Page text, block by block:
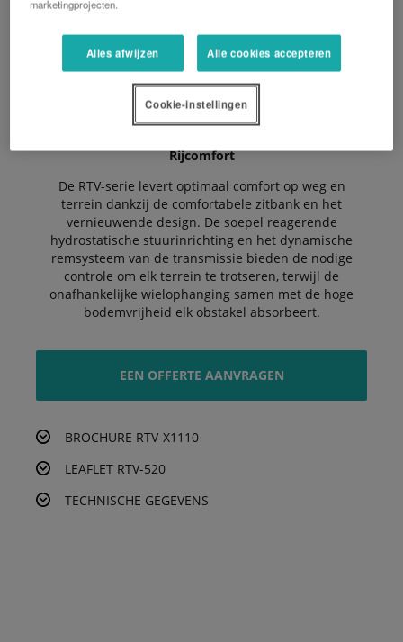
Met hun compacte chassis en het gemak waarmee ze
obstakels nemen, zijn deze voertuigen op alle
terreinen inzetbaar. Ze worden gewaardeerd om hun
robuustheid en comfort en zijn geschikt voor zowel
professioneel als recreatief gebruik.
Rijcomfort
De RTV-serie levert optimaal comfort op weg en
terrein dankzij de comfortabele zitbank en het
vernieuwende design. De soepel reagerende
hydrostatische stuurinrichting en het dynamische
remsysteem van de transmissie bieden de nodige
controle om elk terrein te trotseren, terwijl de
onafhankelijke wielophanging samen met de hoge
bodemvrijheid elk obstakel absorbeert.
EEN OFFERTE AANVRAGEN
BROCHURE RTV-X1110
LEAFLET RTV-520
TECHNISCHE GEGEVENS
marketingprojecten.
Alles afwijzen Alle cookies accepteren
Cookie-instellingen